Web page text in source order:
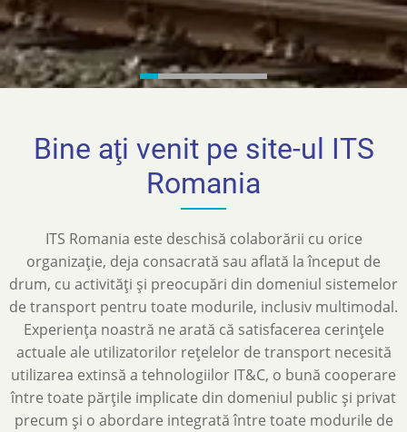
Bine aţi venit pe site-ul ITS
Romania
ITS Romania este deschisă colaborării cu orice
organizație, deja consacrată sau aflată la început de
drum, cu activități și preocupări din domeniul sistemelor
de transport pentru toate modurile, inclusiv multimodal.
Experiența noastră ne arată că satisfacerea cerințele
actuale ale utilizatorilor rețelelor de transport necesită
utilizarea extinsă a tehnologiilor IT&C, o bună cooperare
între toate părțile implicate din domeniul public și privat
precum și o abordare integrată între toate modurile de